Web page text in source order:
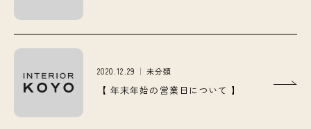
2020.12.29 未分類
【 年末年始の営業日について 】